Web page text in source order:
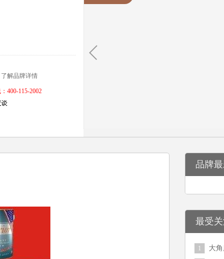
解品牌详情
400-115-2002
品牌
最受
1 大